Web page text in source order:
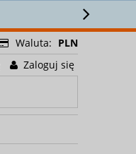
Waluta: PLN
Zaloguj się